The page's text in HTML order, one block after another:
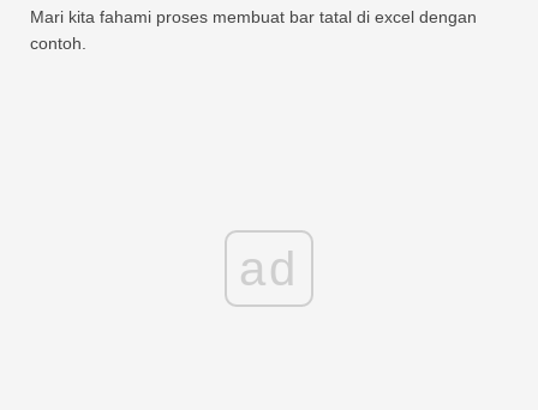
Mari kita fahami proses membuat bar tatal di excel dengan
contoh.
ad